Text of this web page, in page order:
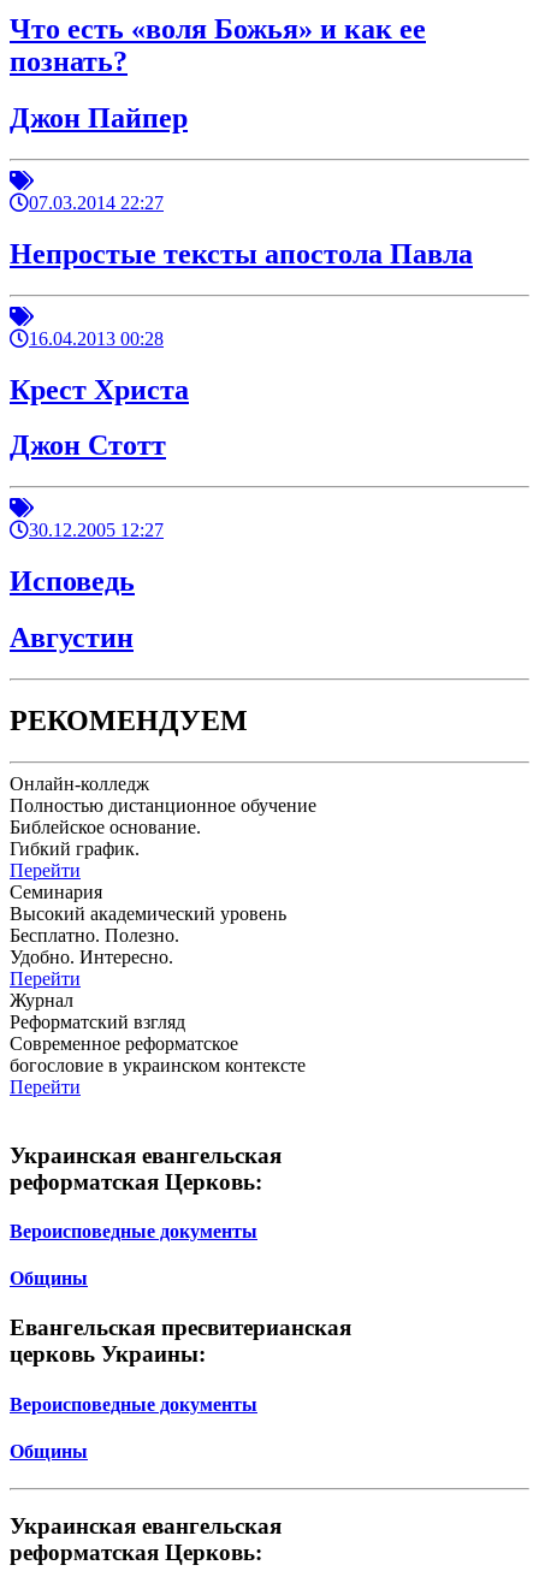
Что есть «воля Божья» и как ее
познать?
Джон Пайпер
07.03.2014 22:27
Непростые тексты апостола Павла
16.04.2013 00:28
Крест Христа
Джон Стотт
30.12.2005 12:27
Исповедь
Августин
РЕКОМЕНДУЕМ
Онлайн-колледж
Полностью дистанционное обучение
Библейское основание.
Гибкий график.
Перейти
Семинария
Высокий академический уровень
Бесплатно. Полезно.
Удобно. Интересно.
Перейти
Журнал
Реформатский взгляд
Современное реформатское
богословие в украинском контексте
Перейти
Украинская евангельская
реформатская Церковь:
Вероисповедные документы
Общины
Евангельская пресвитерианская
церковь Украины:
Вероисповедные документы
Общины
Украинская евангельская
реформатская Церковь: